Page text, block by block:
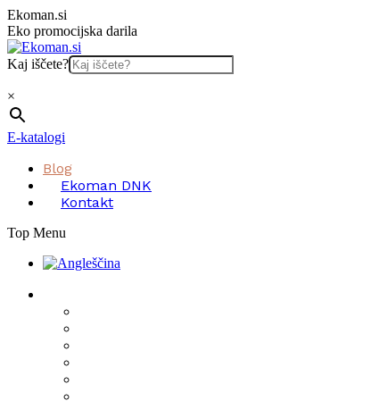
Skip
to
content
Ekoman.si
Eko promocijska darila
Kaj iščete?
×
E-katalogi
Blog
Ekoman DNK
Kontakt
Top Menu